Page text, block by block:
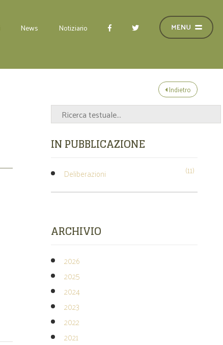
News Notiziario
Indietro
IN PUBBLICAZIONE
Deliberazioni (11)
ARCHIVIO
2026
2025
2024
2023
2022
2021